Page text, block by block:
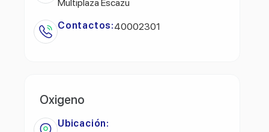
Multiplaza Escazu
Contactos:40002301
Oxigeno
Ubicación: